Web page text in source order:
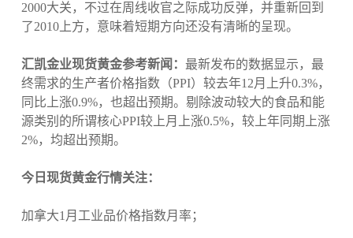
2000大关，不过在周线收官之际成功反弹，并重新回到
了2010上方，意味着短期方向还没有清晰的呈现。
汇凯金业现货黄金参考新闻： 最新发布的数据显示，最
终需求的生产者价格指数（PPI）较去年12月上升0.3%，
同比上涨0.9%，也超出预期。剔除波动较大的食品和能
源类别的所谓核心PPI较上月上涨0.5%，较上年同期上涨
2%，均超出预期。
今日现货黄金行情关注：
加拿大1月工业品价格指数月率；